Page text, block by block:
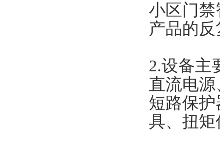
小区门
产品的
2.设备主
直流电
短路保
具、扭